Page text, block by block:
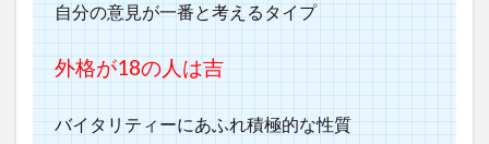
自分の意見が一番と考えるタイプ
外格が18の人は吉
バイタリティーにあふれ積極的な性質